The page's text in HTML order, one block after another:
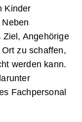
Kinder
Angehörige
zu schaffen,
werden kann.
Fachpersonal